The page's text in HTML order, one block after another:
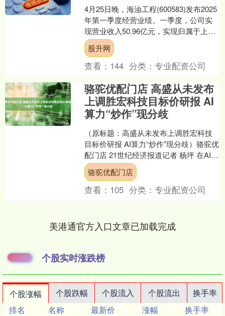
4月25日晚，海油工程(600583)发布2025
年第一季度经营业绩。一季度，公司实
现营业收入50.96亿元，实现归属于上市
公司股东的净利润5.41亿元，盈利再....
股升网
查看： 144 分类：专业配资公司
骆驼优配门店 高盛从未发布
上调胜宏科技目标价研报 AI
算力“炒作”现分歧
（原标题：高盛从未发布上调胜宏科技
目标价研报 AI算力“炒作”现分歧）骆驼优
配门店 21世纪经济报道记者 杨坪 在AI发
展的热潮中，PCB龙头胜宏科技
（3004....
骆驼优配门店
查看： 105 分类：专业配资公司
美港通官方入口文章已加载完成
个股实时涨跌榜
个股涨幅 个股跌幅 个股流入 个股流出
换手率
排名
名称 最新价 涨幅
换手率